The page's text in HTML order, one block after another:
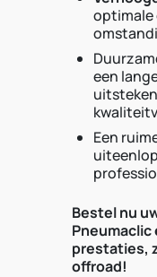
optimale
een
Een
Bestel nu
prestaties,
offroad!